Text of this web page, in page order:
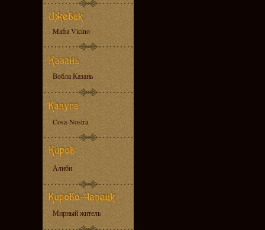
Mafia Vicino
Вобла Казань
Cosa-Nostra
Алиби
Мирный житель